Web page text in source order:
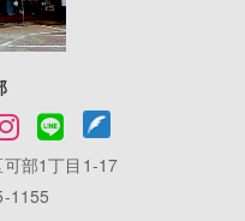
部1丁目1-17
1155